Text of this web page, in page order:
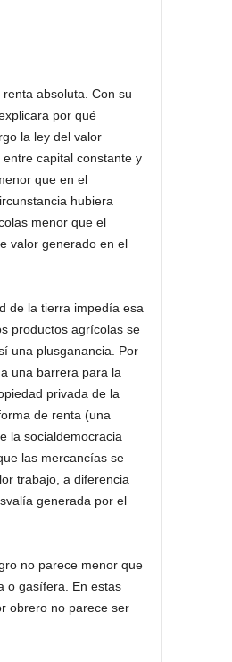
absoluta. Con su
por qué
la ley del valor
capital constante y
que en el
hubiera
menor que el
valor generado en el
de la tierra impedía esa
productos agrícolas se
una plusganancia. Por
una barrera para la
privada de la
de renta (una
la socialdemocracia
las mercancías se
trabajo, a diferencia
generada por el
no parece menor que
o gasífera. En estas
obrero no parece ser